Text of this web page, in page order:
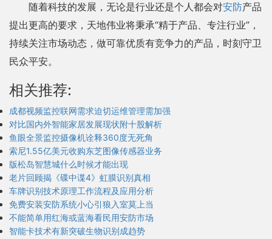
随着科技的发展，无论是行业还是个人都会对安防产品
提出更高的要求，天地伟业将秉承“精于产品、专注行业”，
持续关注市场动态，做可靠优质有竞争力的产品，时刻守卫
民众平安。
相关推荐:
成都视频监控联网需求迫切运维管理需加强
对比国内外智能家居发展现状附十股解析
鱼眼全景监控摄像机诠释360度无死角
索尼1.55亿美元收购东芝图像传感器业务
版松岛智慧城什么时候才能出现
老片回顾揭《碟中谍4》虹膜识别真相
车牌识别技术原理工作流程及应用分析
免费安装安防系统小心引狼入室莫上当
不能简单用红海或蓝海看民用安防市场
智能卡技术有新突破生物识别成趋势